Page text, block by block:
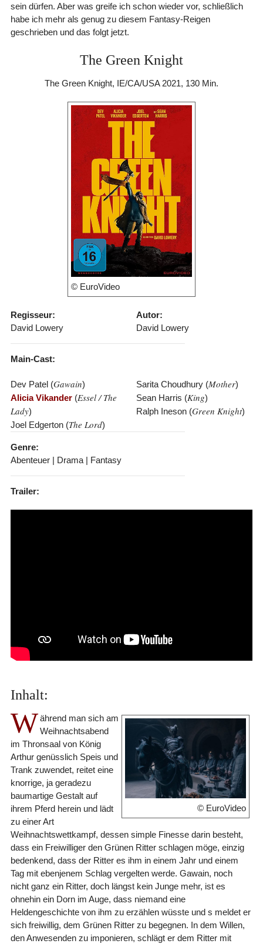
sein dürfen. Aber was greife ich schon wieder vor, schließlich
habe ich mehr als genug zu diesem Fantasy-Reigen
geschrieben und das folgt jetzt.
The Green Knight
The Green Knight, IE/CA/USA 2021, 130 Min.
© EuroVideo
Regisseur:
David Lowery
Autor:
David Lowery
Main-Cast:
Dev Patel (Gawain)
Alicia Vikander(Essel / The
Lady)
Joel Edgerton (The Lord)
Sarita Choudhury (Mother)
Sean Harris (King)
Ralph Ineson (Green Knight)
Genre:
Abenteuer | Drama | Fantasy
Trailer:
Inhalt:
© EuroVideo
W ährend man sich am
Weihnachtsabend
im Thronsaal von König
Arthur genüsslich Speis und
Trank zuwendet, reitet eine
knorrige, ja geradezu
baumartige Gestalt auf
ihrem Pferd herein und lädt
zu einer Art
Weihnachtswettkampf, dessen simple Finesse darin besteht,
dass ein Freiwilliger den Grünen Ritter schlagen möge, einzig
bedenkend, dass der Ritter es ihm in einem Jahr und einem
Tag mit ebenjenem Schlag vergelten werde. Gawain, noch
nicht ganz ein Ritter, doch längst kein Junge mehr, ist es
ohnehin ein Dorn im Auge, dass niemand eine
Heldengeschichte von ihm zu erzählen wüsste und s meldet er
sich freiwillig, dem Grünen Ritter zu begegnen. In dem Willen,
den Anwesenden zu imponieren, schlägt er dem Ritter mit